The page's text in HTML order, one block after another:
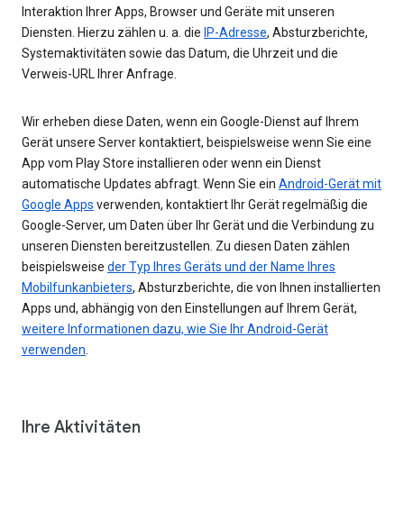
Interaktion Ihrer Apps, Browser und Geräte mit unseren
Diensten. Hierzu zählen u. a. die IP-Adresse, Absturzberichte,
Systemaktivitäten sowie das Datum, die Uhrzeit und die
Verweis-URL Ihrer Anfrage.
Wir erheben diese Daten, wenn ein Google-Dienst auf Ihrem
Gerät unsere Server kontaktiert, beispielsweise wenn Sie eine
App vom Play Store installieren oder wenn ein Dienst
automatische Updates abfragt. Wenn Sie ein Android-Gerät mit
Google Apps verwenden, kontaktiert Ihr Gerät regelmäßig die
Google-Server, um Daten über Ihr Gerät und die Verbindung zu
unseren Diensten bereitzustellen. Zu diesen Daten zählen
beispielsweise der Typ Ihres Geräts und der Name Ihres
Mobilfunkanbieters, Absturzberichte, die von Ihnen installierten
Apps und, abhängig von den Einstellungen auf Ihrem Gerät,
weitere Informationen dazu, wie Sie Ihr Android-Gerät
verwenden.
Ihre Aktivitäten